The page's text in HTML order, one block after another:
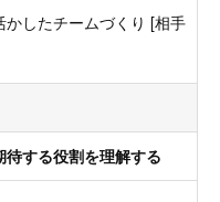
したチームづくり [相手
待する役割を理解する